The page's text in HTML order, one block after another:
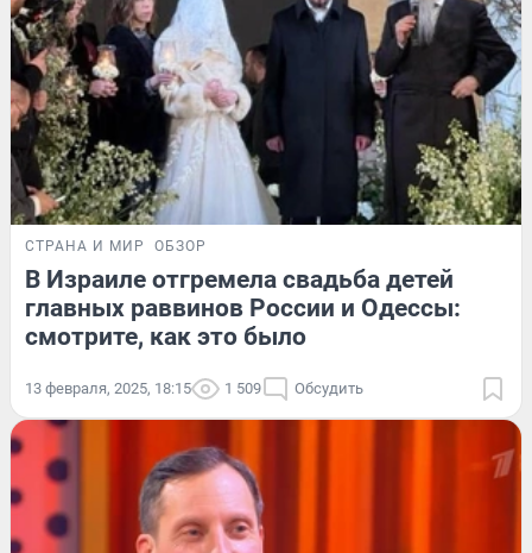
СТРАНА И МИР ОБЗОР
В Израиле отгремела свадьба детей
главных раввинов России и Одессы:
смотрите, как это было
13 февраля, 2025, 18:15 1 509 Обсудить